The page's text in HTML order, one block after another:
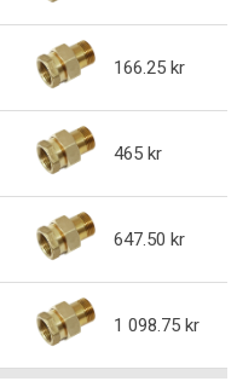
166.25
465
647.50
1 098.75